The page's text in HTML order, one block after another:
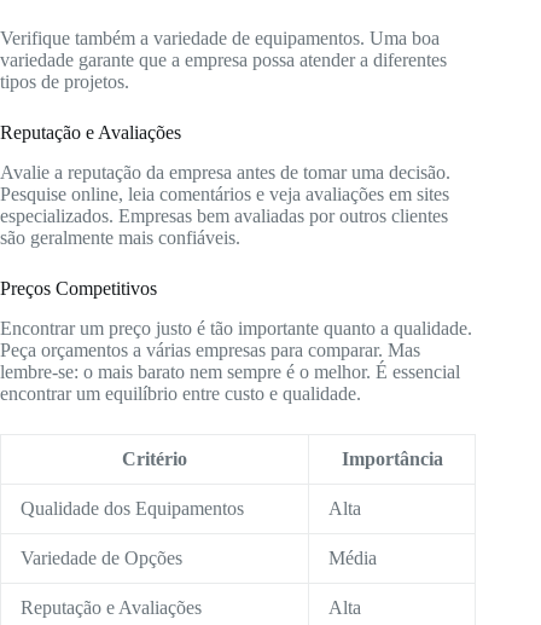
Verifique também a variedade de equipamentos. Uma boa
variedade garante que a empresa possa atender a diferentes
tipos de projetos.
Reputação e Avaliações
Avalie a reputação da empresa antes de tomar uma decisão.
Pesquise online, leia comentários e veja avaliações em sites
especializados. Empresas bem avaliadas por outros clientes
são geralmente mais confiáveis.
Preços Competitivos
Encontrar um preço justo é tão importante quanto a qualidade.
Peça orçamentos a várias empresas para comparar. Mas
lembre-se: o mais barato nem sempre é o melhor. É essencial
encontrar um equilíbrio entre custo e qualidade.
Critério Importância
Qualidade dos Equipamentos Alta
Variedade de Opções Média
Reputação e Avaliações Alta